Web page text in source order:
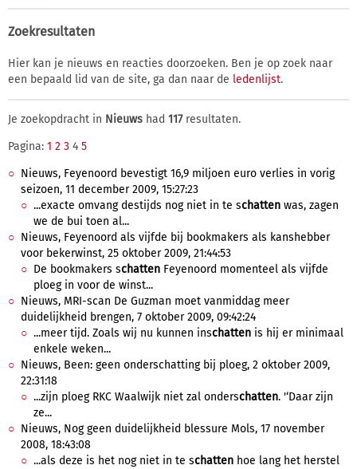
Zoekresultaten
Hier kan je nieuws en reacties doorzoeken. Ben je op zoek naar
een bepaald lid van de site, ga dan naar de ledenlijst.
Je zoekopdracht in Nieuws had 117resultaten.
Pagina: 1 2 3 4 5
Nieuws, Feyenoord bevestigt 16,9 miljoen euro verlies in vorig
seizoen, 11 december 2009, 15:27:23
...exacte omvang destijds nog niet in te schatten was, zagen
we de bui toen al...
Nieuws, Feyenoord als vijfde bij bookmakers als kanshebber
voor bekerwinst, 25 oktober 2009, 21:44:53
De bookmakers schatten Feyenoord momenteel als vijfde
ploeg in voor de winst...
Nieuws, MRI-scan De Guzman moet vanmiddag meer
duidelijkheid brengen, 7 oktober 2009, 09:42:24
...meer tijd. Zoals wij nu kunnen inschatten is hij er minimaal
enkele weken...
Nieuws, Been: geen onderschatting bij ploeg, 2 oktober 2009,
22:31:18
...zijn ploeg RKC Waalwijk niet zal onderschatten. '‘Daar zijn
ze...
Nieuws, Nog geen duidelijkheid blessure Mols, 17 november
2008, 18:43:08
...als deze is het nog niet in te schatten hoe lang het herstel